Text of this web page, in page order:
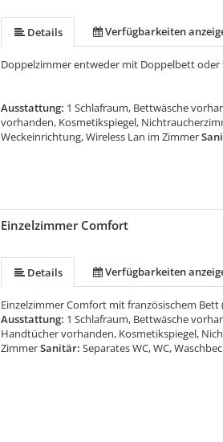
Details Verfügbarkeiten
Doppelzimmer entweder mit Doppelbett oder
Ausstattung: 1 Schlafraum, Bettwäsche
vorhanden, Kosmetikspiegel,
Weckeinrichtung, Wireless Lan im Zimmer
Einzelzimmer Comfort
Details Verfügbarkeiten
Einzelzimmer Comfort mit französischem Bett
Ausstattung: 1 Schlafraum, Bettwäsche
Handtücher vorhanden, Kosmetikspiegel,
ZimmerSanitär: Separates WC, WC,